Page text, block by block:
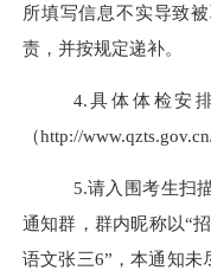
所填写信息不实导致
责，并按规定递补。
4.具体体检安
（http://
5.请入围考生扫
通知群，群内昵称以“
语文张三6” ，本通知未